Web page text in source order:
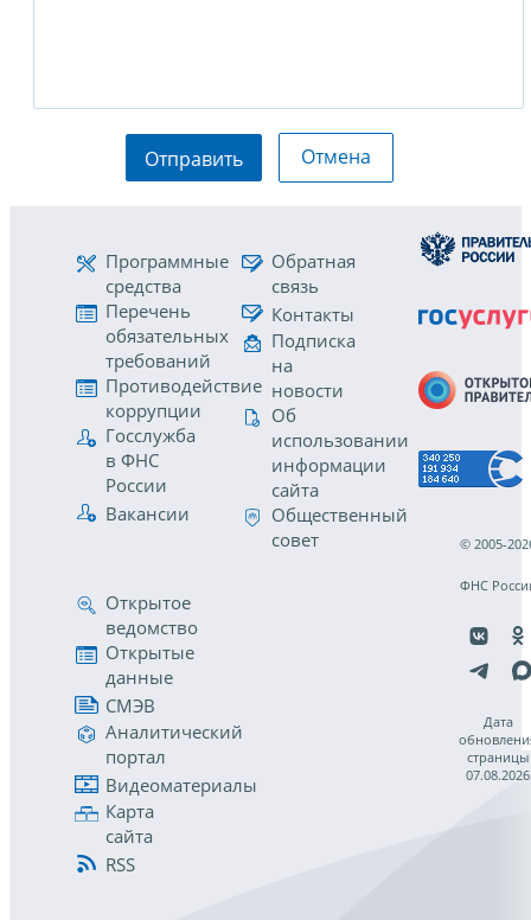
Отправить Отмена
Программные
средства
Перечень
обязательных
требований
Противодействие
коррупции
Госслужба
в ФНС
России
Вакансии
Обратная
связь
Контакты
Подписка
на
новости
Об
использовании
информации
сайта
Общественный
совет
Открытое
ведомство
Открытые
данные
СМЭВ
Аналитический
портал
Видеоматериалы
Карта
сайта
RSS
© 2005-
ФНС
Дата
страницы
07.08.2026